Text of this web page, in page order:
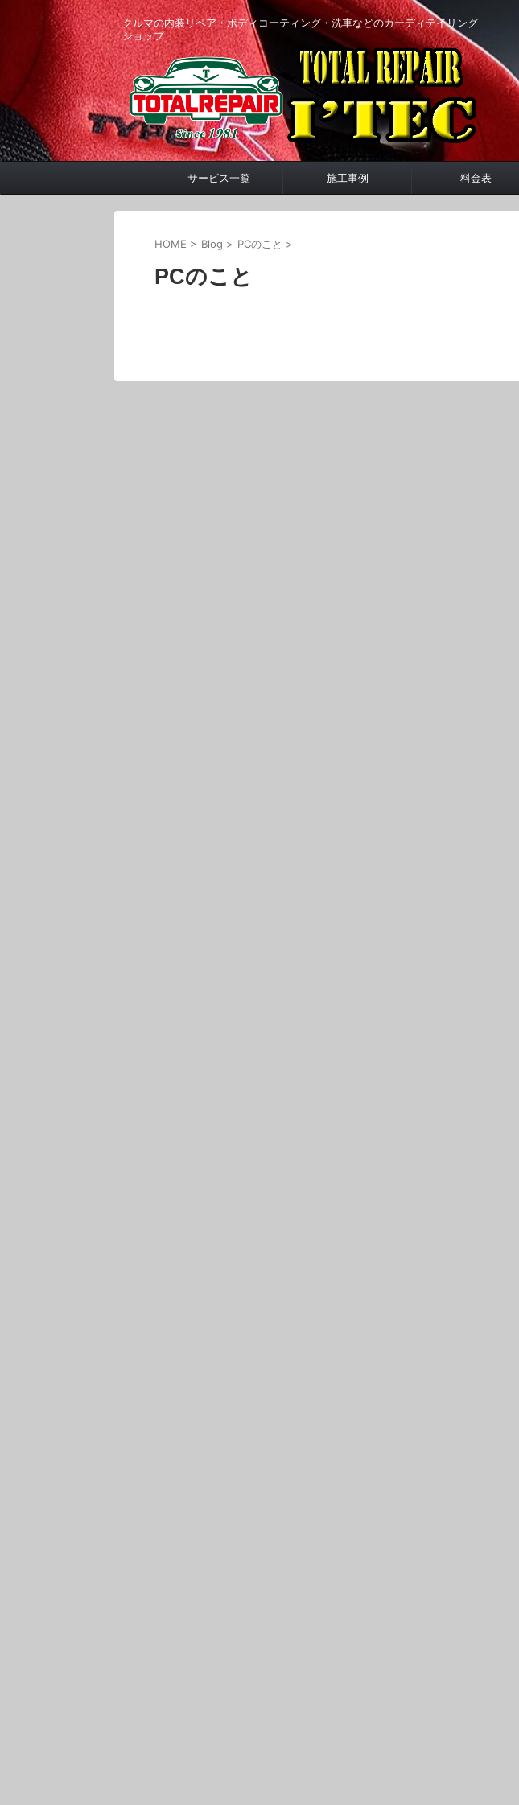
クルマの内装リペア・ボディコーティング・洗車などのカーディテイリング
ショップ
サービス一覧 施工事例 料金表
HOME > Blog > PCのこと >
PCのこと